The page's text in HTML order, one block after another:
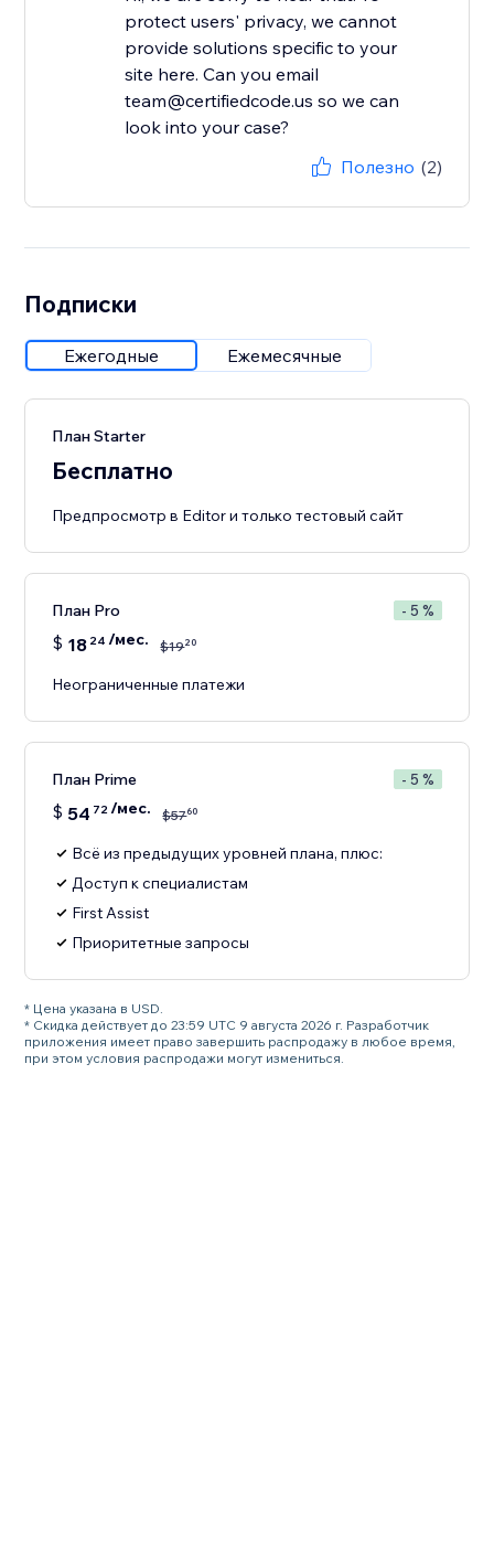
protect users' privacy, we cannot
provide solutions specific to your
site here. Can you email
team@certifiedcode.us so we can
look into your case?
Полезно (2)
Подписки
Ежегодные Ежемесячные
План Starter
Бесплатно
Предпросмотр в Editor и только тестовый сайт
План Pro - 5 %
$ 18 24 /мес. $1920
Неограниченные платежи
План Prime - 5 %
$ 54 72/мес. $5760
Всё из предыдущих уровней плана, плюс:
Доступ к специалистам
First Assist
Приоритетные запросы
* Цена указана в USD.
* Скидка действует до 23:59 UTC 9 августа 2026 г. Разработчик
приложения имеет право завершить распродажу в любое время,
при этом условия распродажи могут измениться.